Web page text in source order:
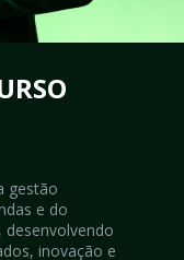
gestão
e do
inovação e